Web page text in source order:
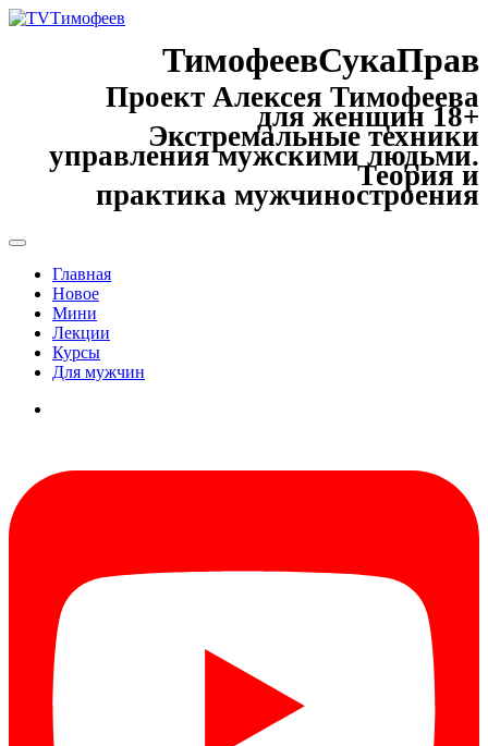
ТимофеевСукаПрав
Проект Алексея Тимофеева
для женщин 18+
Экстремальные техники
управления мужскими людьми.
Теория и
практика мужчиностроения
Главная
Новое
Мини
Лекции
Курсы
Для мужчин